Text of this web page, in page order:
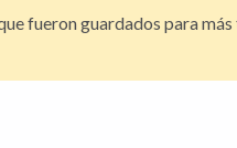
fueron guardados para